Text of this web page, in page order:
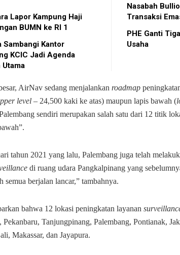
Lapor Kampung Haji
BUMN ke RI 1
Sambangi Kantor
KCIC Jadi Agenda
Utama
Nasabah
Transaksi
PHE Ganti
Usaha
AirNav sedang menjalankan roadmap
level – 24,500 kaki ke atas) maupun lapis bawah (
sendiri merupakan salah satu dari 12 titik
tahun 2021 yang lalu, Palembang juga telah
di ruang udara Pangkalpinang yang
semua berjalan lancar,” tambahnya.
bahwa 12 lokasi peningkatan layanan
Pekanbaru, Tanjungpinang, Palembang, Pontianak,
Makassar, dan Jayapura.